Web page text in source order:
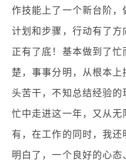
作技能上了一个新台阶
计划和步骤，行动有了
正有了底！基本做到了
楚，事事分明，从根本
头苦干，不知总结经验
忙中走进这一年，又从
有，在工作的同时，我
明白了，一个良好的心